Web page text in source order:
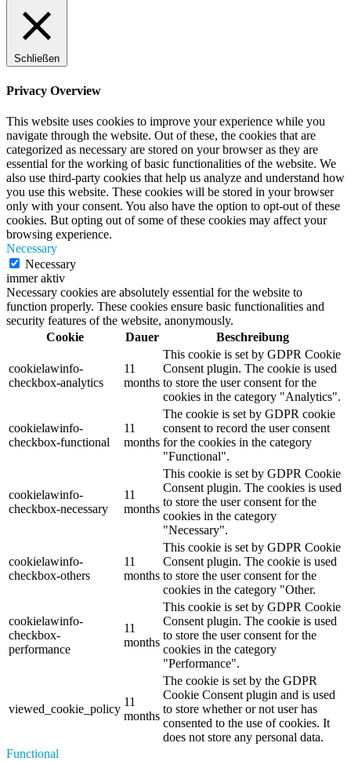
Schließen
Privacy Overview
This website uses cookies to improve your experience while you
navigate through the website. Out of these, the cookies that are
categorized as necessary are stored on your browser as they are
essential for the working of basic functionalities of the website. We
also use third-party cookies that help us analyze and understand how
you use this website. These cookies will be stored in your browser
only with your consent. You also have the option to opt-out of these
cookies. But opting out of some of these cookies may affect your
browsing experience.
Necessary
Necessary
immer aktiv
Necessary cookies are absolutely essential for the website to
function properly. These cookies ensure basic functionalities and
security features of the website, anonymously.
Cookie
Dauer Beschreibung
cookielawinfo-
checkbox-analytics
11
months
This cookie is set by GDPR Cookie
Consent plugin. The cookie is used
to store the user consent for the
cookies in the category "Analytics".
cookielawinfo-
checkbox-functional
11
months
The cookie is set by GDPR cookie
consent to record the user consent
for the cookies in the category
"Functional".
cookielawinfo-
checkbox-necessary
11
months
This cookie is set by GDPR Cookie
Consent plugin. The cookies is used
to store the user consent for the
cookies in the category
"Necessary".
cookielawinfo-
checkbox-others
11
months
This cookie is set by GDPR Cookie
Consent plugin. The cookie is used
to store the user consent for the
cookies in the category "Other.
cookielawinfo-
checkbox-
performance
11
months
This cookie is set by GDPR Cookie
Consent plugin. The cookie is used
to store the user consent for the
cookies in the category
"Performance".
viewed_cookie_policy
11
months
The cookie is set by the GDPR
Cookie Consent plugin and is used
to store whether or not user has
consented to the use of cookies. It
does not store any personal data.
Functional